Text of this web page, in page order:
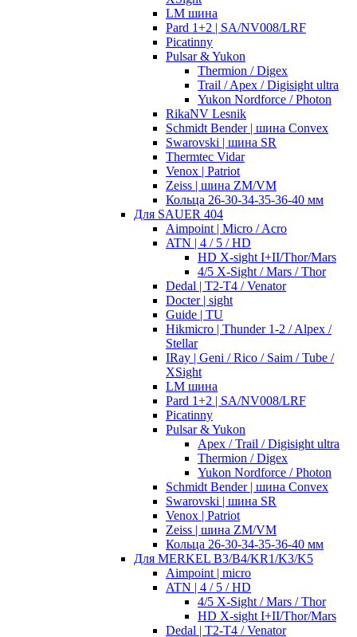
LM шина
Pard 1+2 | SA/NV008/LRF
Picatinny
Pulsar & Yukon
Thermion / Digex
Trail / Apex / Digisight ultra
Yukon Nordforce / Photon
RikaNV Lesnik
Schmidt Bender | шина Convex
Swarovski | шина SR
Thermtec Vidar
Venox | Patriot
Zeiss | шина ZM/VM
Кольца 26-30-34-35-36-40 мм
Для SAUER 404
Aimpoint | Micro / Acro
ATN | 4 / 5 / HD
HD X-sight I+II/Thor/Mars
4/5 X-Sight / Mars / Thor
Dedal | T2-T4 / Venator
Docter | sight
Guide | TU
Hikmicro | Thunder 1-2 / Alpex /
Stellar
IRay | Geni / Rico / Saim / Tube /
XSight
LM шина
Pard 1+2 | SA/NV008/LRF
Picatinny
Pulsar & Yukon
Apex / Trail / Digisight ultra
Thermion / Digex
Yukon Nordforce / Photon
Schmidt Bender | шина Convex
Swarovski | шина SR
Venox | Patriot
Zeiss | шина ZM/VM
Кольца 26-30-34-35-36-40 мм
Для MERKEL B3/B4/KR1/K3/K5
Aimpoint | micro
ATN | 4 / 5 / HD
4/5 X-Sight / Mars / Thor
HD X-sight I+II/Thor/Mars
Dedal | T2-T4 / Venator